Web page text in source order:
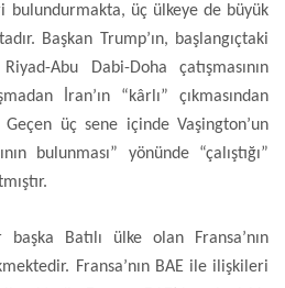
bulundurmakta, üç ülkeye de büyük
Başkan Trump’ın, başlangıçtaki
Abu Dabi-Doha çatışmasının
İran’ın “kârlı” çıkmasından
Geçen üç sene içinde Vaşington’un
bulunması” yönünde “çalıştığı”
başka Batılı ülke olan Fransa’nın
Fransa’nın BAE ile ilişkileri